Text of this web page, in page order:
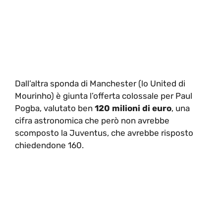
Dall’altra sponda di Manchester (lo United di
Mourinho) è giunta l’offerta colossale per Paul
Pogba, valutato ben 120 milioni di euro, una
cifra astronomica che però non avrebbe
scomposto la Juventus, che avrebbe risposto
chiedendone 160.